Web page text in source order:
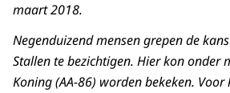
maart 2018.
Negenduizend mensen grepen de
Stallen te bezichtigen. Hier kon onder
Koning (AA-86) worden bekeken.